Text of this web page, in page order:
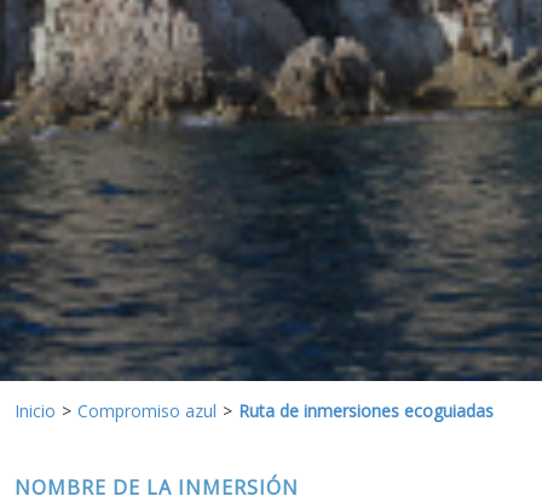
Inicio Compromiso azul Ruta de inmersiones ecoguiadas
NOMBRE DE LA INMERSIÓN
Estas cookies son utilizadas para almacenar información
sobre las preferencias y elecciones personales del usuario
a través de la observación continuada de sus hábitos de
navegación. Gracias a ellas, podemos conocer los hábitos
de navegación en el sitio web y mostrar publicidad
relacionada con el perfil de navegación del usuario.